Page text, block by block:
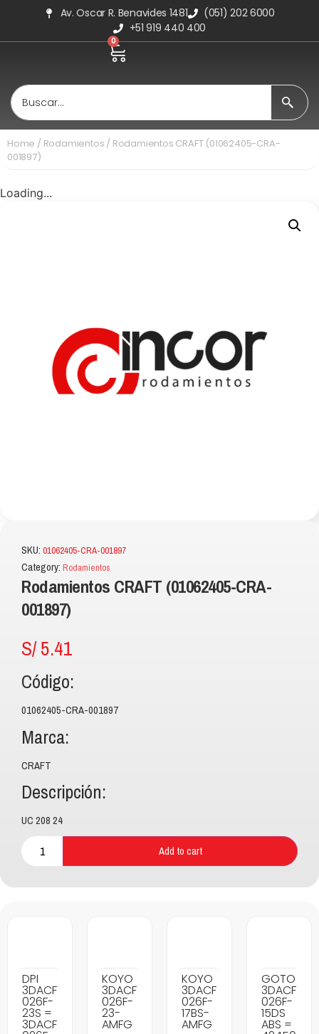
Av. Oscar R. Benavides 1481
(051) 202 6000
+51 919 440 400
0
Home / Rodamientos / Rodamientos CRAFT (01062405-CRA-
001897)
Loading...
SKU: 01062405-CRA-001897
Category: Rodamientos
Rodamientos CRAFT (01062405-CRA-
001897)
S/5.41
Código:
01062405-CRA-001897
Marca:
CRAFT
Descripción:
UC 208 24
Add to cart
DPI
3DACF
026F-
23S =
3DACF
KOYO
3DACF
026F-
23-
AMFG
KOYO
3DACF
026F-
17BS-
AMFG
GOTO
3DACF
026F-
15DS
ABS =